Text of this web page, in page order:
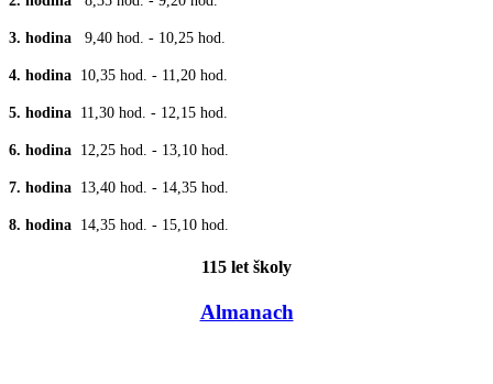
3. hodina 9,40 hod. - 10,25 hod.
4. hodina 10,35 hod. - 11,20 hod.
5. hodina 11,30 hod. - 12,15 hod.
6. hodina 12,25 hod. - 13,10 hod.
7. hodina 13,40 hod. - 14,35 hod.
8. hodina 14,35 hod. - 15,10 hod.
115 let školy
Almanach